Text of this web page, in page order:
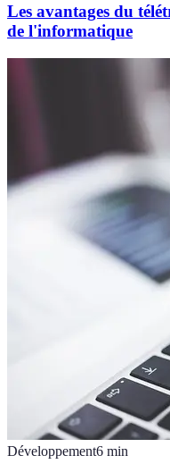
Les avantages du
de l'informatique
Développement6 min